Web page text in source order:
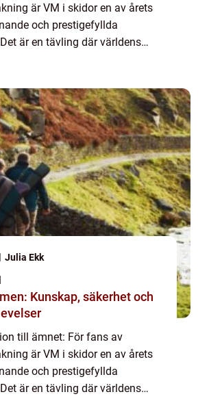
är VM i skidor en av årets
och prestigefyllda
är en tävling där världens
Julia Ekk
Kunskap, säkerhet och
till ämnet: För fans av
är VM i skidor en av årets
och prestigefyllda
är en tävling där världens